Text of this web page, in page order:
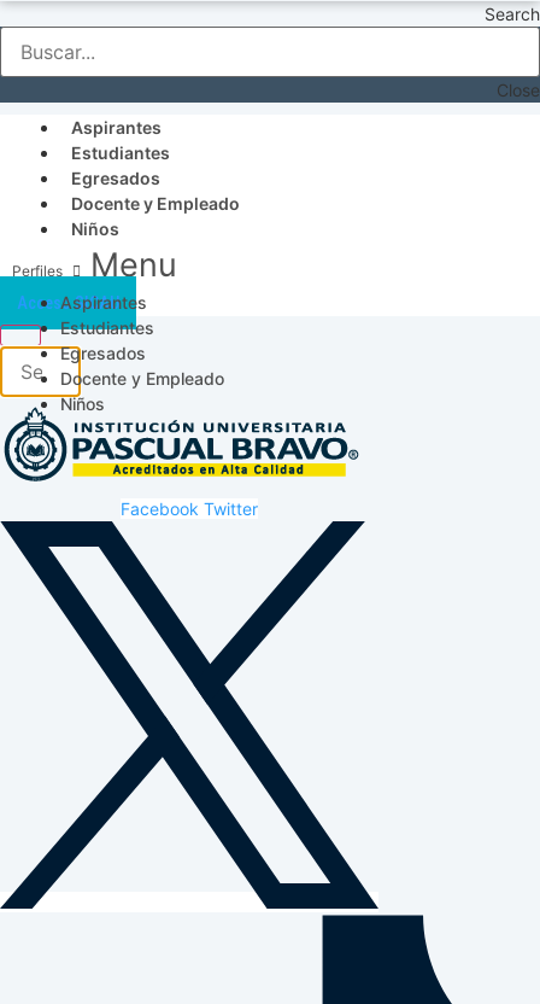
Search
Close
Aspirantes
Estudiantes
Egresados
Docente y Empleado
Niños
Menu
Aspirantes
Estudiantes
Egresados
Docente y Empleado
Niños
Acceso SICAU
Facebook Twitter